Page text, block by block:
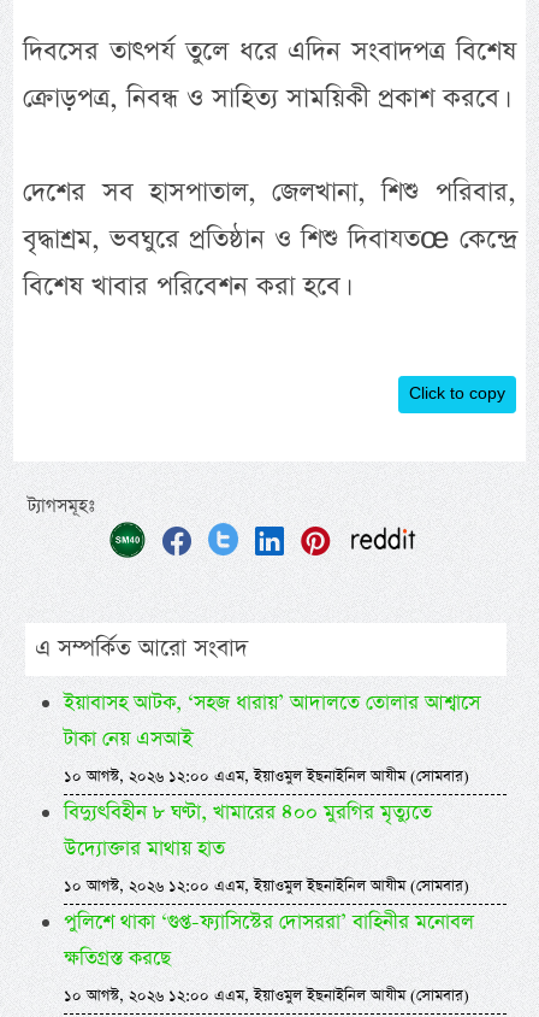
দিবসের তাৎপর্য তুলে ধরে এদিন সংবাদপত্র বিশেষ
ক্রোড়পত্র, নিবন্ধ ও সাহিত্য সাময়িকী প্রকাশ করবে।
দেশের সব হাসপাতাল, জেলখানা, শিশু পরিবার,
বৃদ্ধাশ্রম, ভবঘুরে প্রতিষ্ঠান ও শিশু দিবাযতœ কেন্দ্রে
বিশেষ খাবার পরিবেশন করা হবে।
Click to copy
ট্যাগসমূহঃ
এ সম্পর্কিত আরো সংবাদ
ইয়াবাসহ আটক, ‘সহজ ধারায়’ আদালতে তোলার আশ্বাসে
টাকা নেয় এসআই
১০ আগস্ট, ২০২৬ ১২:০০ এএম, ইয়াওমুল ইছনাইনিল আযীম (সোমবার)
বিদ্যুৎবিহীন ৮ ঘণ্টা, খামারের ৪০০ মুরগির মৃত্যুতে
উদ্যোক্তার মাথায় হাত
১০ আগস্ট, ২০২৬ ১২:০০ এএম, ইয়াওমুল ইছনাইনিল আযীম (সোমবার)
পুলিশে থাকা ‘গুপ্ত-ফ্যাসিস্টের দোসররা’ বাহিনীর মনোবল
ক্ষতিগ্রস্ত করছে
১০ আগস্ট, ২০২৬ ১২:০০ এএম, ইয়াওমুল ইছনাইনিল আযীম (সোমবার)